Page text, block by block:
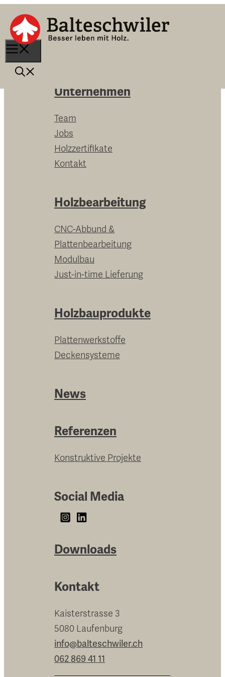
zum
Inhalt
Unternehmen
Team
Jobs
Holzzertifikate
Kontakt
Holzbearbeitung
CNC-Abbund &
Plattenbearbeitung
Modulbau
Just-in-time Lieferung
Holzbauprodukte
Plattenwerkstoffe
Deckensysteme
News
Referenzen
Konstruktive Projekte
Social Media
Downloads
Kontakt
Kaisterstrasse 3
5080 Laufenburg
info@balteschwiler.ch
062 869 41 11